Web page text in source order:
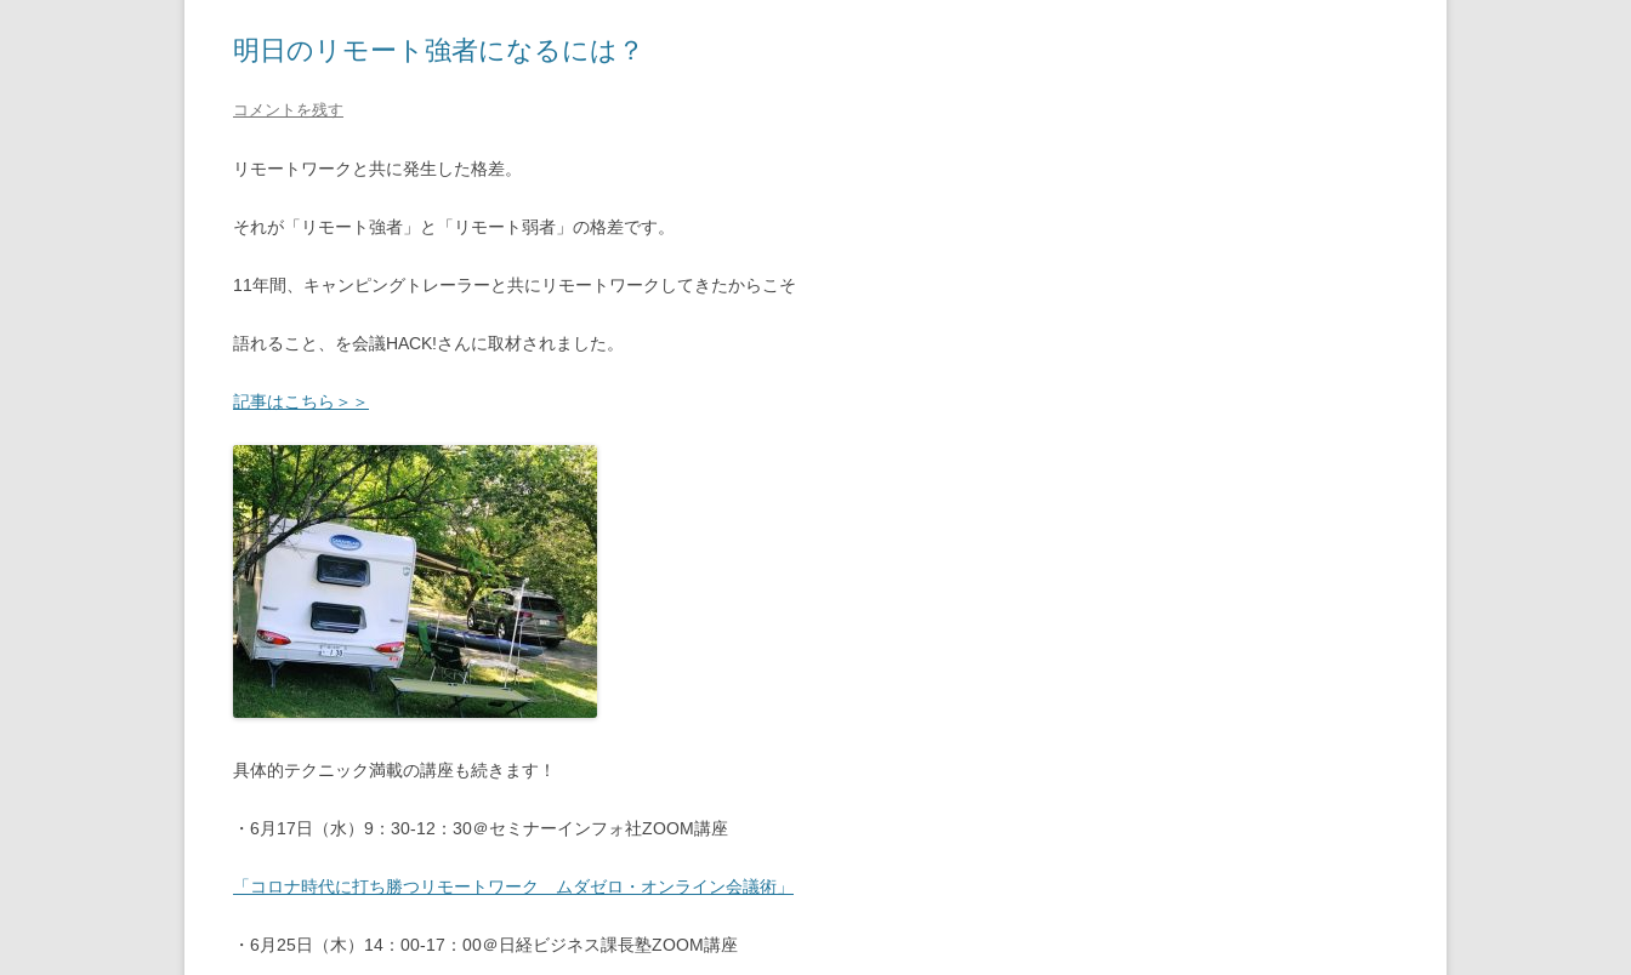
明日のリモート強者になるには？
コメントを残す
リモートワークと共に発生した格差。
それが「リモート強者」と「リモート弱者」の格差です。
11年間、キャンピングトレーラーと共にリモートワークしてきたからこそ
語れること、を会議HACK!さんに取材されました。
記事はこちら＞＞
具体的テクニック満載の講座も続きます！
・6月17日（水）9：30-12：30＠セミナーインフォ社ZOOM講座
「コロナ時代に打ち勝つリモートワーク ムダゼロ・オンライン会議術」
・6月25日（木）14：00-17：00＠日経ビジネス課長塾ZOOM講座